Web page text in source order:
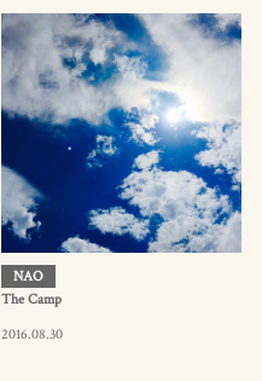
NAO
The Camp
2016.08.30